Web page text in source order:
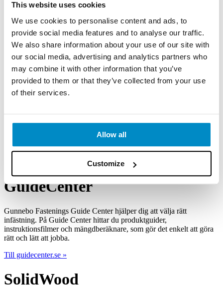
This website uses cookies
We use cookies to personalise content and ads, to
provide social media features and to analyse our traffic.
We also share information about your use of our site with
our social media, advertising and analytics partners who
may combine it with other information that you’ve
provided to them or that they’ve collected from your use
of their services.
Allow all
Customize
I över 250år har Gunnebo Fastening utvecklat och tillverkat
infästningslösningar för den professionella användaren. Med
kvalitet och säkerhet som ledstjärnor i vår utveckling har ett
av Sveriges starkaste och mest aktade varumärken skapats.
Visa fler referenser »
GuideCenter
Gunnebo Fastenings Guide Centerhjälper dig att välja rätt
infästning. På Guide Center hittar du produktguider,
instruktionsfilmer och mängdberäknare, som gör det enkelt att göra
rätt och lätt att jobba.
Till guidecenter.se »
SolidWood